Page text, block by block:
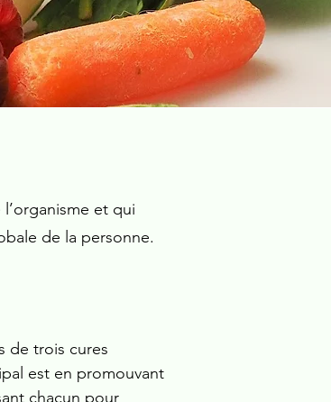
et qui
de la personne.
de trois cures
est en promouvant
chacun pour